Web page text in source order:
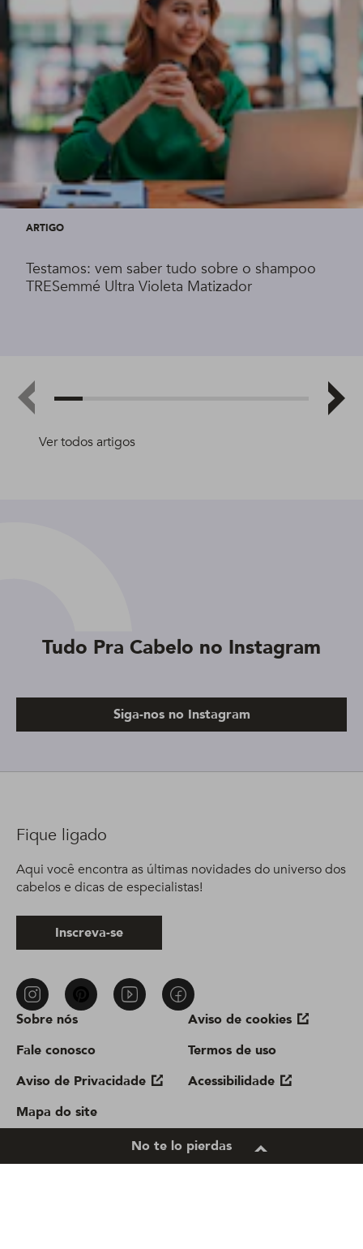
Ver todos artigos
ARTIGO
Testamos: vem saber tudo sobre o shampoo
TRESemmé Ultra Violeta Matizador
Tudo Pra Cabelo no Instagram
Siga-nos no Instagram
Sobre nós
Fale conosco
Aviso de Privacidade
Mapa do site
Aviso de cookies
Termos de uso
Acessibilidade
Location
Fique ligado
Aqui você encontra as últimas novidades do universo dos
cabelos e dicas de especialistas!
Inscreva-se
No te lo pierdas